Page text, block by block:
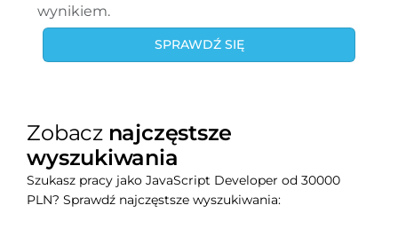
wynikiem.
SPRAWDŹ SIĘ
Zobacz najczęstsze
wyszukiwania
Szukasz pracy jako JavaScript Developer od 30000
PLN? Sprawdź najczęstsze wyszukiwania: